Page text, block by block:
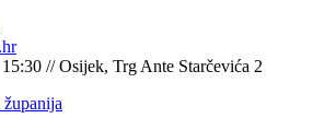
// Osijek, Trg Ante Starčevića 2